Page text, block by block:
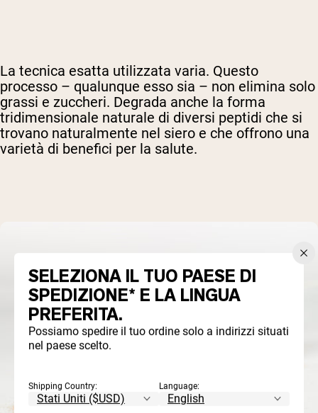
La tecnica esatta utilizzata varia. Questo
processo – qualunque esso sia – non elimina solo
grassi e zuccheri. Degrada anche la forma
tridimensionale naturale di diversi peptidi che si
trovano naturalmente nel siero e che offrono una
varietà di benefici per la salute.
SELEZIONA IL TUO PAESE DI
SPEDIZIONE* E LA LINGUA
PREFERITA.
Possiamo spedire il tuo ordine solo a indirizzi situati
nel paese scelto.
Shipping Country: Language: